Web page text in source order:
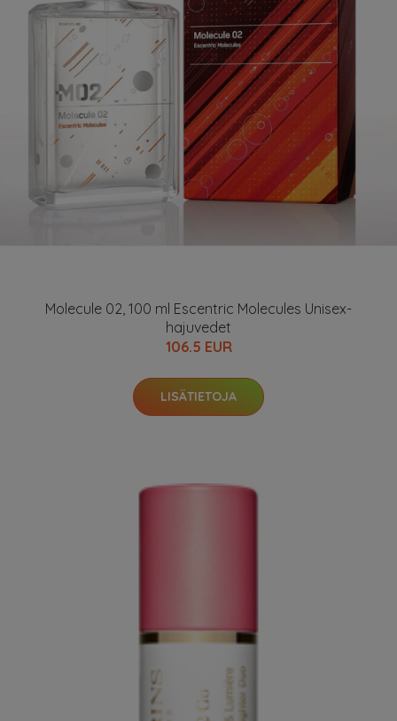
Molecule 02, 100 ml Escentric Molecules Unisex-
hajuvedet
106.5 EUR
LISÄTIETOJA